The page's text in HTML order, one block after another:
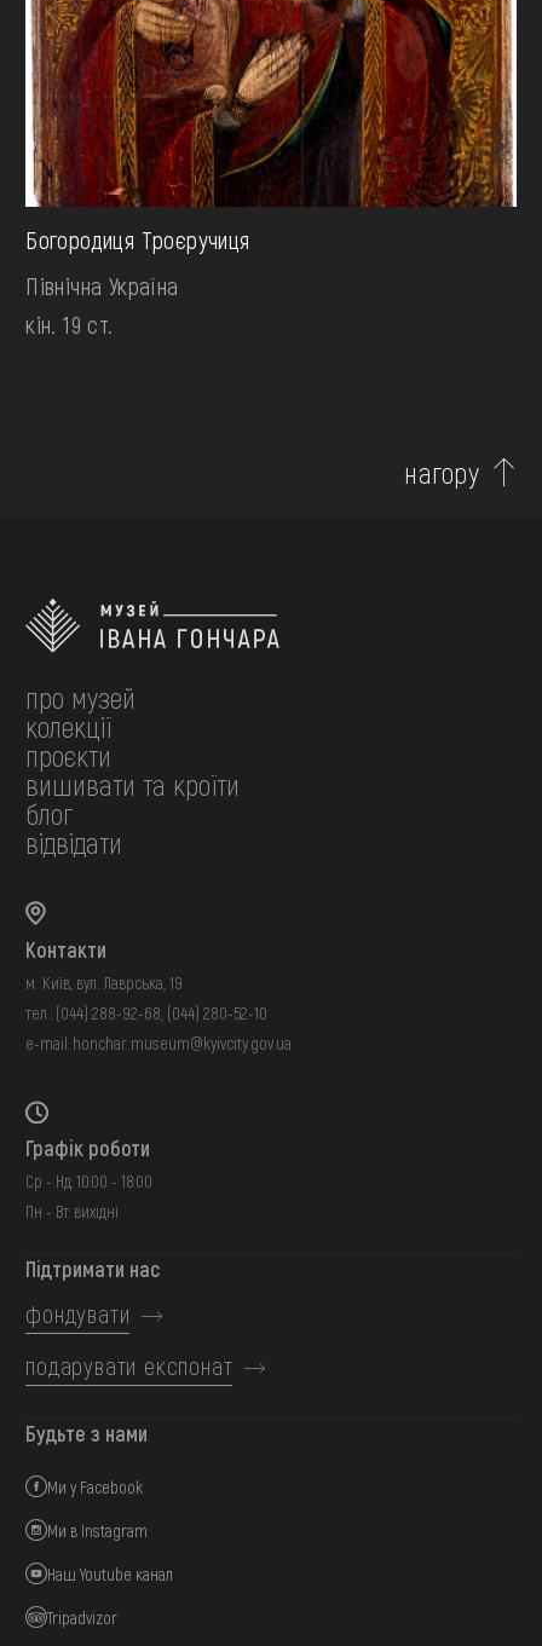
Богородиця Троєручиця
Північна Україна
кін. 19 ст.
нагору
про музей
колекції
проєкти
вишивати та кроїти
блог
відвідати
Контакти
м. Київ, вул. Лаврська, 19
тел.: (044) 288-92-68 (044) 280-52-10
e-mail: honchar.museum@kyivcity.gov.ua
Графік роботи
Ср - Нд: 10:00 - 18:00
Пн - Вт: вихідні
Підтримати нас
фондувати
подарувати експонат
Будьте з нами
Ми у Facebook
Ми в Instagram
Наш Youtube канал
Tripadvizor